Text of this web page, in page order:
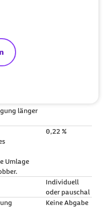
im Überblick:
länger
Umlage
0,22 %
Individuell
oder pauschal
Keine Abgabe